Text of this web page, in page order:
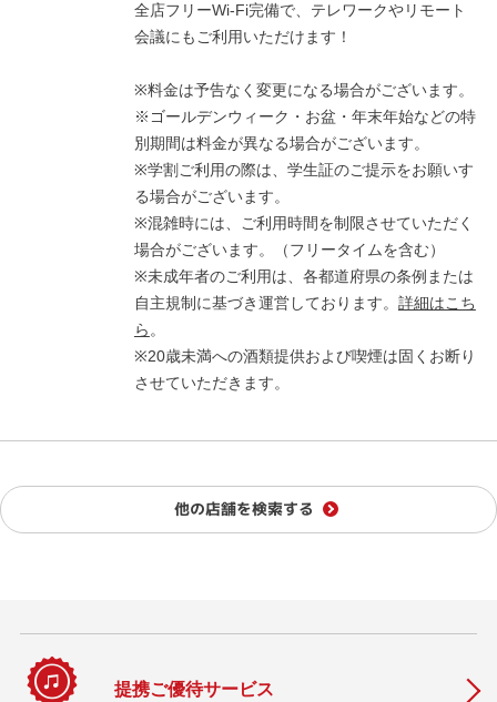
全店フリーWi-Fi完備で、テレワークやリモート
会議にもご利用いただけます！
※料金は予告なく変更になる場合がございます。
※ゴールデンウィーク・お盆・年末年始などの特
別期間は料金が異なる場合がございます。
※学割ご利用の際は、学生証のご提示をお願いす
る場合がございます。
※混雑時には、ご利用時間を制限させていただく
場合がございます。（フリータイムを含む）
※未成年者のご利用は、各都道府県の条例または
自主規制に基づき運営しております。 詳細はこち
ら。
※20歳未満への酒類提供および喫煙は固くお断り
させていただきます。
他の店舗を検索する
提携ご優待サービス